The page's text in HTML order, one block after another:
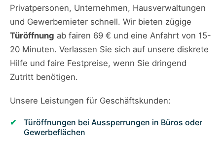
Privatpersonen, Unternehmen, Hausverwaltungen
und Gewerbemieter schnell. Wir bieten zügige
Türöffnung ab fairen 69 € und eine Anfahrt von 15-
20 Minuten. Verlassen Sie sich auf unsere diskrete
Hilfe und faire Festpreise, wenn Sie dringend
Zutritt benötigen.
Unsere Leistungen für Geschäftskunden:
Türöffnungen bei Aussperrungen in Büros oder
Gewerbeflächen